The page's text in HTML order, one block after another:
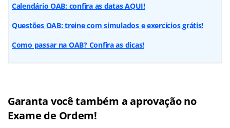
Calendário OAB: confira as datas AQUI!
Questões OAB: treine com simulados e exercícios grátis!
Como passar na OAB? Confira as dicas!
Garanta você também a aprovação no
Exame de Ordem!